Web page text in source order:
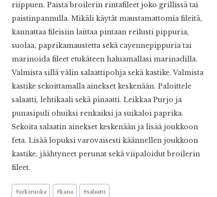
riippuen. Paista broilerin rintafileet joko grillissä tai
paistinpannulla. Mikäli käytät maustamattomia fileitä,
kannattaa fileisiin laittaa pintaan reilusti pippuria,
suolaa, paprikamaustetta sekä cayennepippuria tai
marinoida fileet etukäteen haluamallasi marinadilla.
Valmista sillä välin salaattipohja sekä kastike. Valmista
kastike sekoittamalla ainekset keskenään. Paloittele
salaatti, lehtikaali sekä pinaatti. Leikkaa Purjo ja
punasipuli ohuiksi renkaiksi ja suikaloi paprika.
Sekoita salaatin ainekset keskenään ja lisää joukkoon
feta. Lisää lopuksi varovaisesti käännellen joukkoon
kastike, jäähtyneet perunat sekä viipaloidut broilerin
fileet.
Avainsanat:
#arkiruoka #kana #salaatti